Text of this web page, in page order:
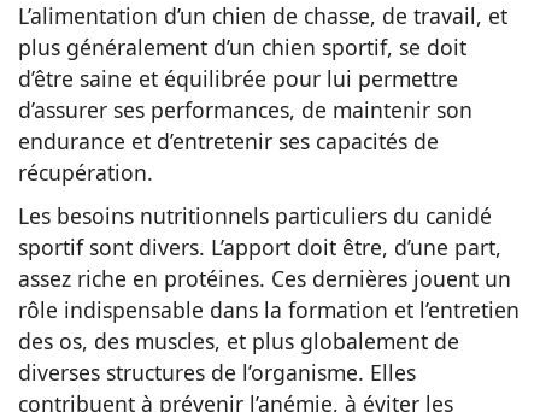
L’alimentation d’un chien de chasse, de travail, et
plus généralement d’un chien sportif, se doit
d’être saine et équilibrée pour lui permettre
d’assurer ses performances, de maintenir son
endurance et d’entretenir ses capacités de
récupération.
Les besoins nutritionnels particuliers du canidé
sportif sont divers. L’apport doit être, d’une part,
assez riche en protéines. Ces dernières jouent un
rôle indispensable dans la formation et l’entretien
des os, des muscles, et plus globalement de
diverses structures de l’organisme. Elles
contribuent à prévenir l’anémie, à éviter les